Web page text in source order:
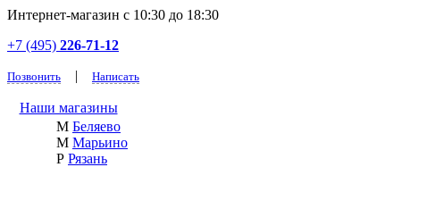
Интернет-магазин с 10:30 до 18:30
+7 (495) 226-71-12
Позвонить | Написать
Наши магазины
М Беляево
М Марьино
Р Рязань